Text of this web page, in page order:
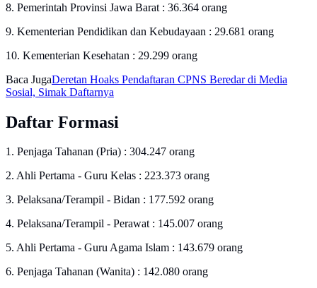
8. Pemerintah Provinsi Jawa Barat : 36.364 orang
9. Kementerian Pendidikan dan Kebudayaan : 29.681 orang
10. Kementerian Kesehatan : 29.299 orang
Baca JugaDeretan Hoaks Pendaftaran CPNS Beredar di Media
Sosial, Simak Daftarnya
Daftar Formasi
1. Penjaga Tahanan (Pria) : 304.247 orang
2. Ahli Pertama - Guru Kelas : 223.373 orang
3. Pelaksana/Terampil - Bidan : 177.592 orang
4. Pelaksana/Terampil - Perawat : 145.007 orang
5. Ahli Pertama - Guru Agama Islam : 143.679 orang
6. Penjaga Tahanan (Wanita) : 142.080 orang